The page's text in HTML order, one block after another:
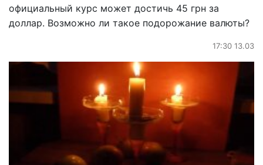
официальный курс может достичь 45 грн за
доллар. Возможно ли такое подорожание валюты?
17:30 13.03